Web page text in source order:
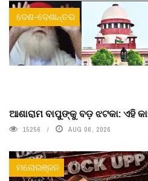
ଦେଶ-ଦେଶାନ୍ତର
ଆଶାରାମ ବାପୁଙ୍କୁ ବଡ଼ ଝଟକା: ଏହି
15256 AUG 06, 2026
ମନୋରଞ୍ଜନ